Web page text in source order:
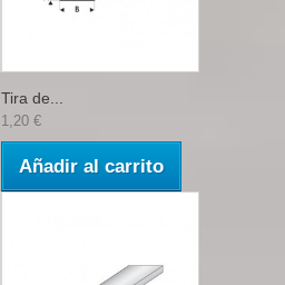
Tira de...
1,20 €
Añadir al carrito